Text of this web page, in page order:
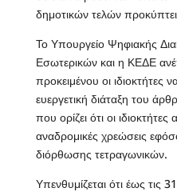
δημοτικών τελών
Το Υπουργείο Ψηφιακής
Εσωτερικών και η ΚΕΔΕ
προκειμένου οι
ευεργετική διάταξη του
που ορίζει ότι οι
αναδρομικές χρεώσεις
διόρθωσης τετραγωνικών.
Υπενθυμίζεται ότι έως τις